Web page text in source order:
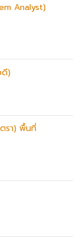
Analyst)
ดี)
รา) พื้นที่